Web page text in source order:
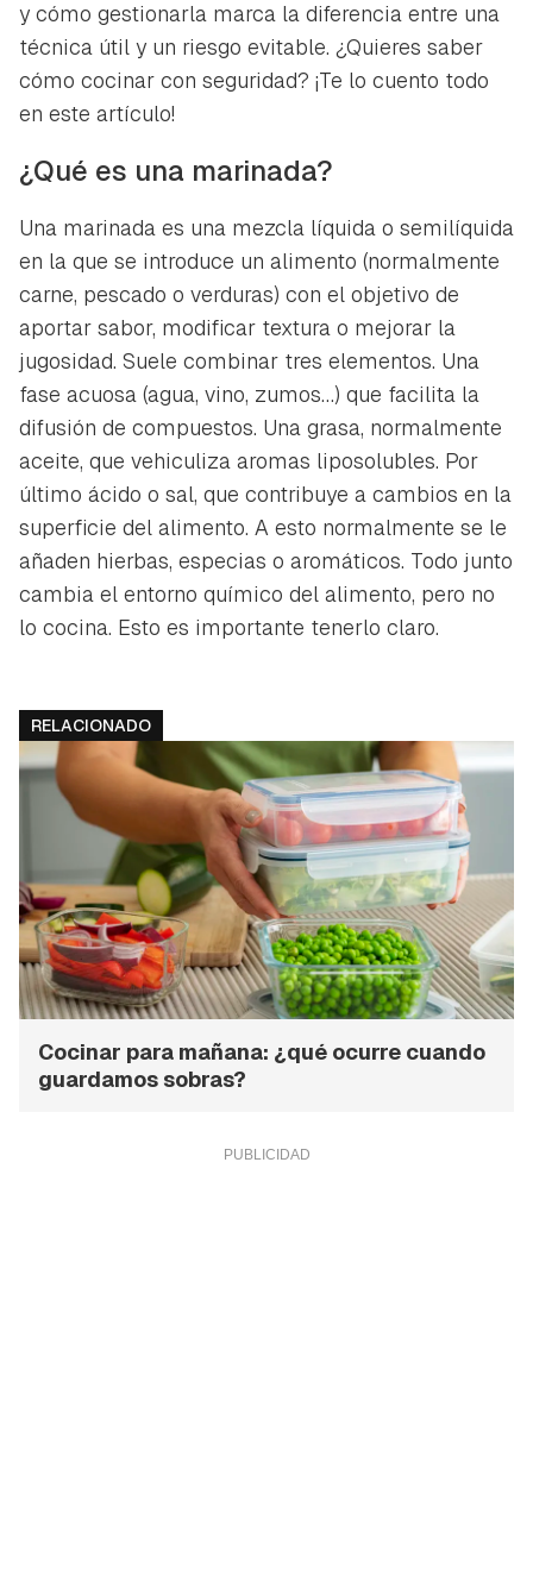
y cómo gestionarla marca la diferencia entre una
técnica útil y un riesgo evitable. ¿Quieres saber
cómo cocinar con seguridad? ¡Te lo cuento todo
en este artículo!
¿Qué es una marinada?
Una marinada es una mezcla líquida o semilíquida
en la que se introduce un alimento (normalmente
carne, pescado o verduras) con el objetivo de
aportar sabor, modificar textura o mejorar la
jugosidad. Suele combinar tres elementos. Una
fase acuosa (agua, vino, zumos…) que facilita la
difusión de compuestos. Una grasa, normalmente
aceite, que vehiculiza aromas liposolubles. Por
último ácido o sal, que contribuye a cambios en la
superficie del alimento. A esto normalmente se le
añaden hierbas, especias o aromáticos. Todo junto
cambia el entorno químico del alimento, pero no
lo cocina. Esto es importante tenerlo claro.
RELACIONADO
Cocinar para mañana: ¿qué ocurre cuando
guardamos sobras?